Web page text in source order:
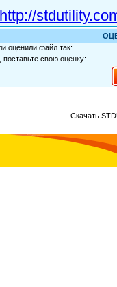
http://
оценили файл так:
свою оценку:
Скачать